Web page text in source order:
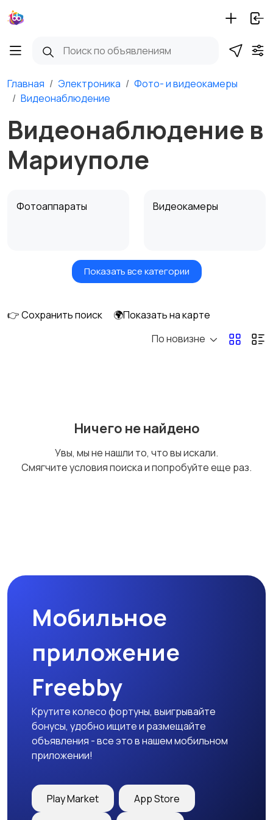
Главная Электроника
Фото- и видеокамеры
Видеонаблюдение
Видеонаблюдение в
Мариуполе
Фотоаппараты Видеокамеры
Видеонаблюдение Объективы
Аксессуары
стабилизаторы
оборудование
Показать все категории
👉 Сохранить поиск
🌍Показать на карте
По новизне
Ничего не найдено
Увы, мы не нашли то, что вы искали.
Смягчите условия поиска и попробуйте еще раз.
Мобильное
приложение
Freebby
Крутите колесо фортуны, выигрывайте
бонусы, удобно ищите и размещайте
объявления - все это в нашем мобильном
приложении!
Play Market App Store